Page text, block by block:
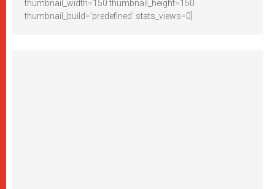
thumbnail_width=150 thumbnail_height=150
thumbnail_build='predefined' stats_views=0]